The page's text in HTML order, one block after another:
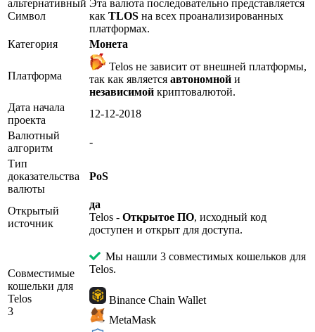
альтернативный
Символ
Эта валюта последовательно представляется
как TLOS на всех проанализированных
платформах.
Категория
Монета
Платформа
Telos не зависит от внешней платформы,
так как является автономной и
независимой криптовалютой.
Дата начала
проекта
12-12-2018
Валютный
алгоритм
-
Тип
доказательства
валюты
PoS
Открытый
источник
да
Telos - Открытое ПО, исходный код
доступен и открыт для доступа.
Совместимые
кошельки для
Telos
3
Мы нашли 3 совместимых кошельков для
Telos.
Binance Chain Wallet
MetaMask